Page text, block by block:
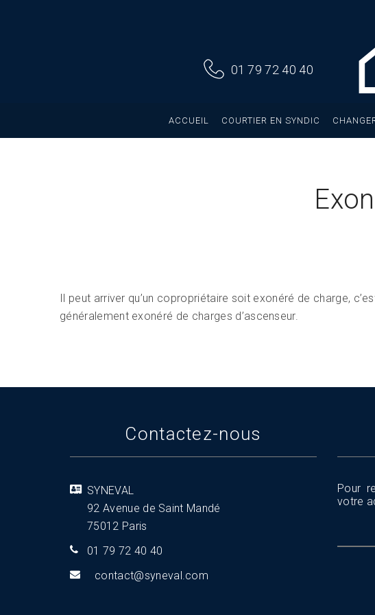
01 79 72 40 40
ACCUEIL COURTIER EN SYNDIC
Il peut arriver qu’un copropriétaire soit exonéré de charge,
généralement exonéré de charges d’ascenseur.
Contactez-nous
SYNEVAL
92 Avenue de Saint Mandé
75012 Paris
01 79 72 40 40
moc.l
aveny
s@tca
tnoc
Pour
votre